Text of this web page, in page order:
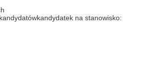
na stanowisko: